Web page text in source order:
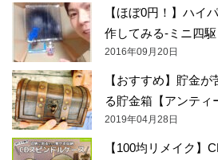
【ほぼ0円！】ハイ
作してみる-ミニ四駆
2016年09月20日
【おすすめ】貯金
る貯金箱【アンティ
2019年04月28日
【100均リメイク】